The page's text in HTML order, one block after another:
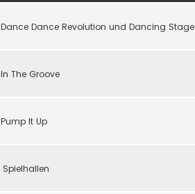
Dance Revolution und Dancing Stage
The Groove
It Up